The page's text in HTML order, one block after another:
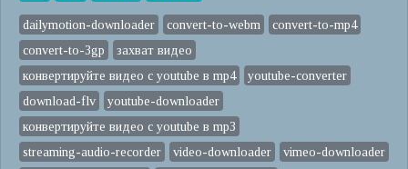
dailymotion-downloader convert-to-webm
convert-to-mp4
convert-to-3gp
захват видео
конвертируйте видео с youtube в mp4
youtube-converter
download-flv
youtube-downloader
конвертируйте видео с youtube в mp3
streaming-audio-recorder
video-downloader
vimeo-downloader